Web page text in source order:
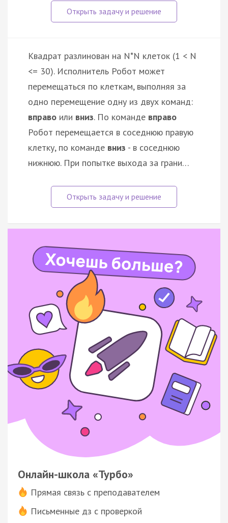
Квадрат разлинован на N*N клеток (1 < N
<= 30). Исполнитель Робот может
перемещаться по клеткам, выполняя за
одно перемещение одну из двух команд:
вправо или вниз. По команде вправо
Робот перемещается в соседнюю правую
клетку, по команде вниз - в соседнюю
нижнюю. При попытке выхода за грани…
Онлайн-школа «Турбо»
Прямая связь с преподавателем
Письменные дз с проверкой